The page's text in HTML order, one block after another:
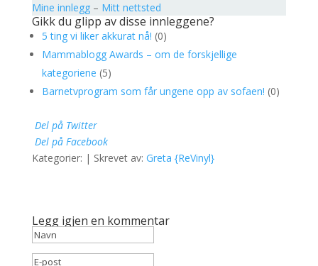
Mine innlegg– Mitt nettsted
Gikk du glipp av disse innleggene?
5 ting vi liker akkurat nå! (0)
Mammablogg Awards – om de forskjellige
kategoriene (5)
Barnetvprogram som får ungene opp av sofaen! (0)
Del på Twitter
Del på Facebook
Kategorier: | Skrevet av: Greta {ReVinyl}
Legg igjen en kommentar